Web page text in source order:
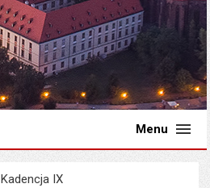
Menu
Menu
Kadencja IX